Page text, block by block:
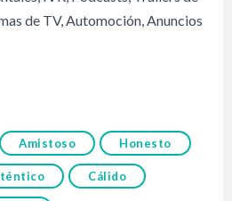
de TV,Automoción,Anuncios
Amistoso Honesto
Cálido